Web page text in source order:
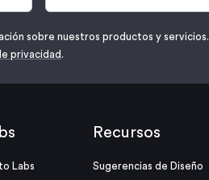
sobre nuestros productos y servicios.
privacidad .
Labs
Recursos
Sugerencias de Diseño